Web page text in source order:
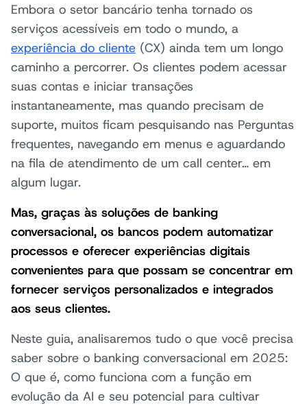
Embora o setor bancário tenha tornado os
serviços acessíveis em todo o mundo, a
experiência do cliente (CX) ainda tem um longo
caminho a percorrer. Os clientes podem acessar
suas contas e iniciar transações
instantaneamente, mas quando precisam de
suporte, muitos ficam pesquisando nas Perguntas
frequentes, navegando em menus e aguardando
na fila de atendimento de um call center… em
algum lugar.
Mas, graças às soluções de banking
conversacional, os bancos podem automatizar
processos e oferecer experiências digitais
convenientes para que possam se concentrar em
fornecer serviços personalizados e integrados
aos seus clientes.
Neste guia, analisaremos tudo o que você precisa
saber sobre o banking conversacional em 2025:
O que é, como funciona com a função em
evolução da AI e seu potencial para cultivar